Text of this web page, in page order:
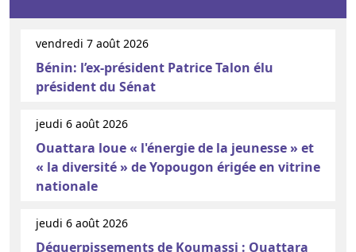
vendredi 7 août 2026
Bénin: l’ex-président Patrice Talon élu
président du Sénat
jeudi 6 août 2026
Ouattara loue « l'énergie de la jeunesse » et
« la diversité » de Yopougon érigée en vitrine
nationale
jeudi 6 août 2026
Déguerpissements de Koumassi : Ouattara